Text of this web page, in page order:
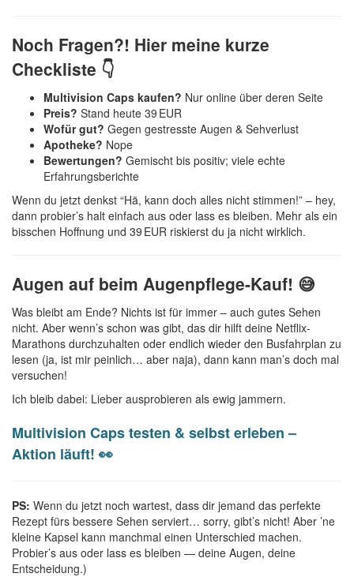
Noch Fragen?! Hier meine kurze
Checkliste 👇
Multivision Caps kaufen? Nur online über deren Seite
Preis? Stand heute 39 EUR
Wofür gut? Gegen gestresste Augen & Sehverlust
Apotheke? Nope
Bewertungen? Gemischt bis positiv; viele echte
Erfahrungsberichte
Wenn du jetzt denkst “Hä, kann doch alles nicht stimmen!” – hey,
dann probier’s halt einfach aus oder lass es bleiben. Mehr als ein
bisschen Hoffnung und 39 EUR riskierst du ja nicht wirklich.
Augen auf beim Augenpflege-Kauf! 😅
Was bleibt am Ende? Nichts ist für immer – auch gutes Sehen
nicht. Aber wenn’s schon was gibt, das dir hilft deine Netflix-
Marathons durchzuhalten oder endlich wieder den Busfahrplan zu
lesen (ja, ist mir peinlich… aber naja), dann kann man’s doch mal
versuchen!
Ich bleib dabei: Lieber ausprobieren als ewig jammern.
Multivision Caps testen & selbst erleben –
Aktion läuft! 👀
PS: Wenn du jetzt noch wartest, dass dir jemand das perfekte
Rezept fürs bessere Sehen serviert… sorry, gibt’s nicht! Aber ’ne
kleine Kapsel kann manchmal einen Unterschied machen.
Probier’s aus oder lass es bleiben — deine Augen, deine
Entscheidung.)